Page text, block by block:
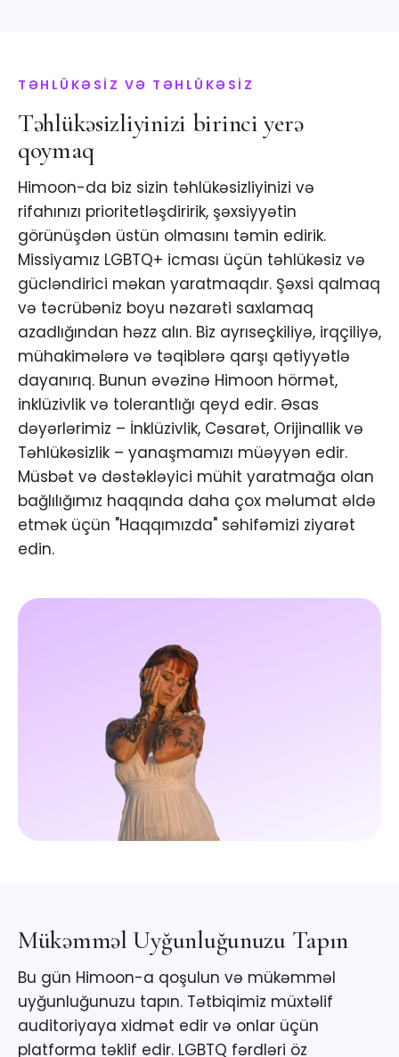
TƏHLÜKƏSİZ VƏ TƏHLÜKƏSİZ
Təhlükəsizliyinizi birinci yerə
qoymaq
Himoon-da biz sizin təhlükəsizliyinizi və
rifahınızı prioritetləşdiririk, şəxsiyyətin
görünüşdən üstün olmasını təmin edirik.
Missiyamız LGBTQ+ icması üçün təhlükəsiz və
gücləndirici məkan yaratmaqdır. Şəxsi qalmaq
və təcrübəniz boyu nəzarəti saxlamaq
azadlığından həzz alın. Biz ayrıseçkiliyə, irqçiliyə,
mühakimələrə və təqiblərə qarşı qətiyyətlə
dayanırıq. Bunun əvəzinə Himoon hörmət,
inklüzivlik və tolerantlığı qeyd edir. Əsas
dəyərlərimiz – İnklüzivlik, Cəsarət, Orijinallik və
Təhlükəsizlik – yanaşmamızı müəyyən edir.
Müsbət və dəstəkləyici mühit yaratmağa olan
bağlılığımız haqqında daha çox məlumat əldə
etmək üçün "Haqqımızda" səhifəmizi ziyarət
edin.
Mükəmməl Uyğunluğunuzu Tapın
Bu gün Himoon-a qoşulun və mükəmməl
uyğunluğunuzu tapın. Tətbiqimiz müxtəlif
auditoriyaya xidmət edir və onlar üçün
platforma təklif edir. LGBTQ fərdləri öz